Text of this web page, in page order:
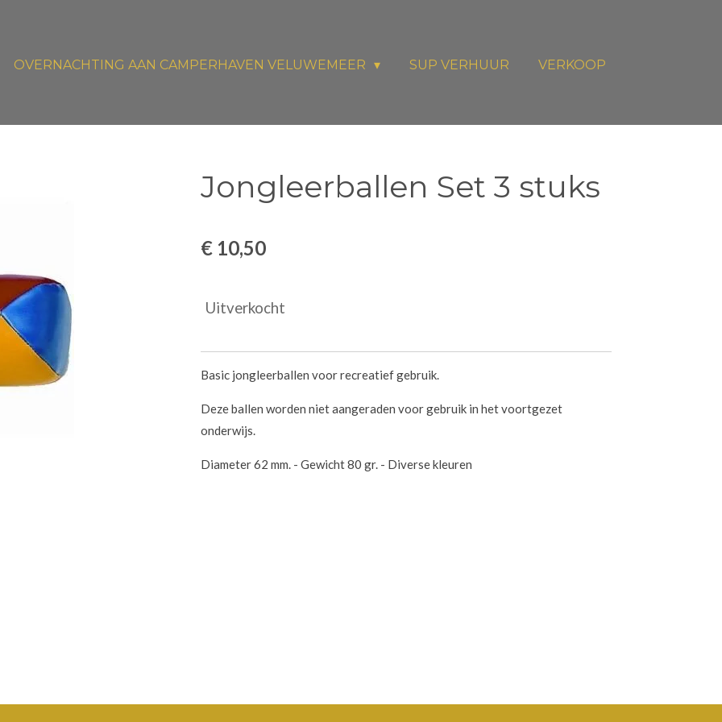
OVERNACHTING AAN CAMPERHAVEN VELUWEMEER SUP VERHUUR VERKOOP
Jongleerballen Set 3 stuks
€ 10,50
Uitverkocht
Basic jongleerballen voor recreatief gebruik.
Deze ballen worden niet aangeraden voor gebruik in het voortgezet
onderwijs.
Diameter 62 mm. - Gewicht 80 gr. - Diverse kleuren